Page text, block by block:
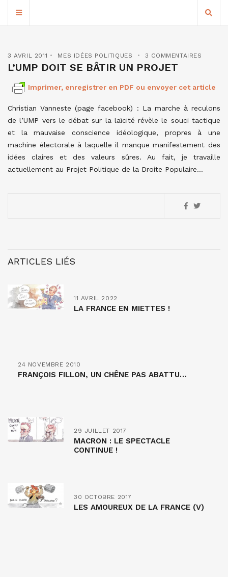
3 AVRIL 2011 MES IDÉES POLITIQUES 3 COMMENTAIRES
L’UMP DOIT SE BÂTIR UN PROJET
Imprimer, enregistrer en PDF ou envoyer cet article
Christian Vanneste (page facebook) : La marche à reculons
de l’UMP vers le débat sur la laïcité révèle le souci tactique
et la mauvaise conscience idéologique, propres à une
machine électorale à laquelle il manque manifestement des
idées claires et des valeurs sûres. Au fait, je travaille
actuellement au Projet Politique de la Droite Populaire…
ARTICLES LIÉS
11 AVRIL 2022
LA FRANCE EN MIETTES !
24 NOVEMBRE 2010
FRANÇOIS FILLON, UN CHÊNE PAS ABATTU…
29 JUILLET 2017
MACRON : LE SPECTACLE
CONTINUE !
30 OCTOBRE 2017
LES AMOUREUX DE LA FRANCE (V)